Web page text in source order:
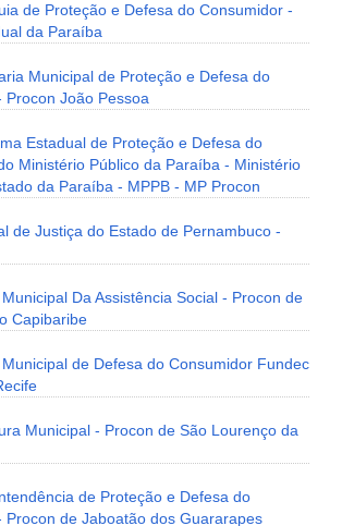
de Proteção e Defesa do Consumidor -
da Paraíba
Municipal de Proteção e Defesa do
Procon João Pessoa
Estadual de Proteção e Defesa do
Ministério Público da Paraíba - Ministério
da Paraíba - MPPB - MP Procon
de Justiça do Estado de Pernambuco -
Da Assistência Social - Procon de
Capibaribe
de Defesa do Consumidor Fundec
Municipal - Procon de São Lourenço da
de Proteção e Defesa do
Procon de Jaboatão dos Guararapes